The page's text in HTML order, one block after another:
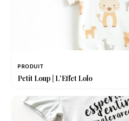
PRODUIT
Petit Loup | L'Effet Lolo